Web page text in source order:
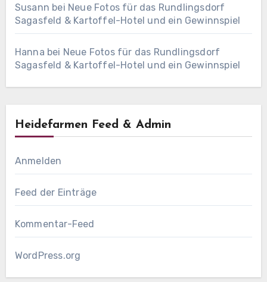
Susann bei Neue Fotos für das Rundlingsdorf
Sagasfeld & Kartoffel-Hotel und ein Gewinnspiel
Hanna bei Neue Fotos für das Rundlingsdorf
Sagasfeld & Kartoffel-Hotel und ein Gewinnspiel
Heidefarmen Feed & Admin
Anmelden
Feed der Einträge
Kommentar-Feed
WordPress.org